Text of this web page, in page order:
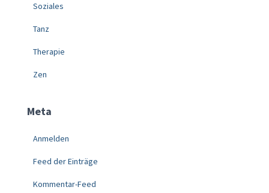
Soziales
Tanz
Therapie
Zen
Meta
Anmelden
Feed der Einträge
Kommentar-Feed